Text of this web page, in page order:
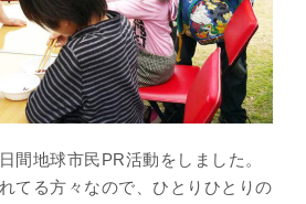
間地球市民PR活動をしました。
てる方々なので、ひとりひとりの